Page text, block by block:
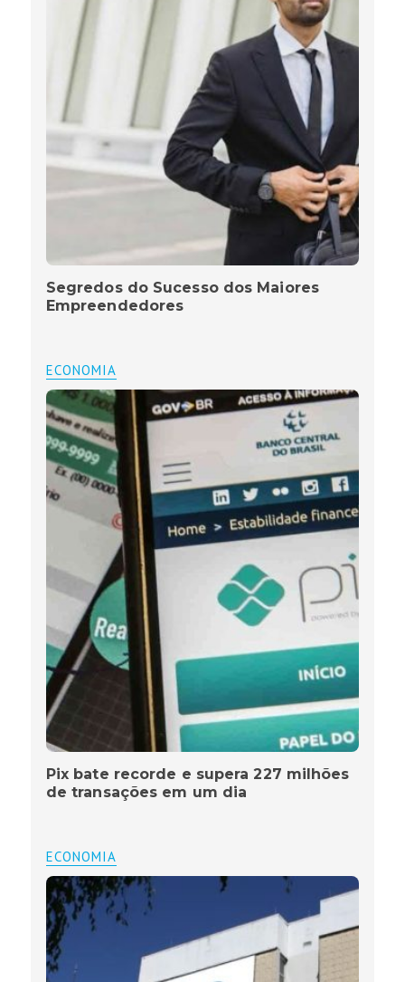
Segredos do Sucesso dos Maiores
Empreendedores
ECONOMIA
Pix bate recorde e supera 227 milhões
de transações em um dia
ECONOMIA